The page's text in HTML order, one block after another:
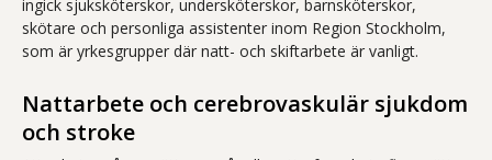
ingick sjuksköterskor, undersköterskor, barnsköterskor,
skötare och personliga assistenter inom Region Stockholm,
som är yrkesgrupper där natt- och skiftarbete är vanligt.
Nattarbete och cerebrovaskulär sjukdom
och stroke